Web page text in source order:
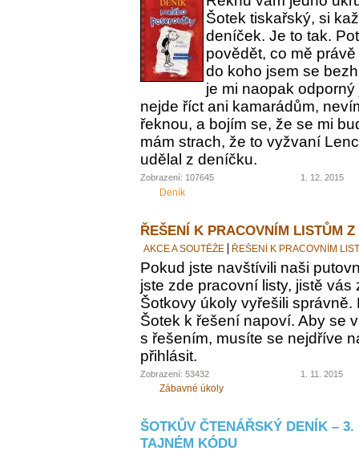
Šotek tiskařský, si
deníček. Je to tak.
povědět, co mě
do koho jsem se
je mi naopak
nejde říct ani kamarádům,
řeknou, a bojím se, že se mi
mám strach, že to vyžvaní
udělal z deníčku.
Zobrazení: 107645 1. 12. 2015
Deník
ŘEŠENÍ K PRACOVNÍM LISTŮM Z
AKCE A SOUTĚŽE ŘEŠENÍ K PRACOVNÍM
Pokud jste navštívili naši
jste zde pracovní listy, jistě vás
Šotkovy úkoly vyřešili
Šotek k řešení napoví. Aby se
s řešením, musíte se nejdříve
přihlásit.
Zobrazení: 53432 1. 11. 2015
Zábavné úkoly
ŠOTKŮV ČTENÁŘSKÝ DENÍK –
TAJNÉM KÓDU